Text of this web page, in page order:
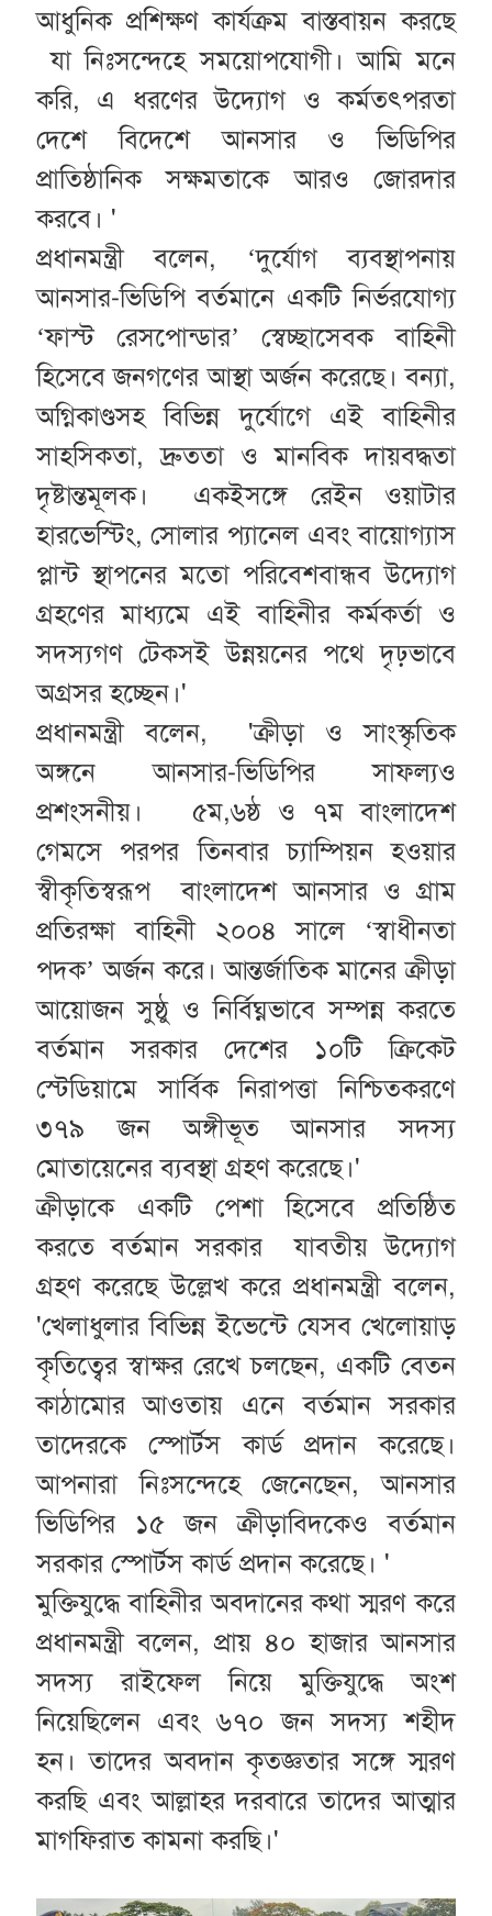
আধুনিক প্রশিক্ষণ কার্যক্রম বাস্তবায়ন করছে
যা নিঃসন্দেহে সময়োপযোগী। আমি মনে
করি, এ ধরণের উদ্যোগ ও কর্মতৎপরতা
দেশে বিদেশে আনসার ও ভিডিপির
প্রাতিষ্ঠানিক সক্ষমতাকে আরও জোরদার
করবে। '
প্রধানমন্ত্রী বলেন, ‘দুর্যোগ ব্যবস্থাপনায়
আনসার-ভিডিপি বর্তমানে একটি নির্ভরযোগ্য
‘ফাস্ট রেসপোন্ডার’ স্বেচ্ছাসেবক বাহিনী
হিসেবে জনগণের আস্থা অর্জন করেছে। বন্যা,
অগ্নিকাণ্ডসহ বিভিন্ন দুর্যোগে এই বাহিনীর
সাহসিকতা, দ্রুততা ও মানবিক দায়বদ্ধতা
দৃষ্টান্তমূলক। একইসঙ্গে রেইন ওয়াটার
হারভেস্টিং, সোলার প্যানেল এবং বায়োগ্যাস
প্লান্ট স্থাপনের মতো পরিবেশবান্ধব উদ্যোগ
গ্রহণের মাধ্যমে এই বাহিনীর কর্মকর্তা ও
সদস্যগণ টেকসই উন্নয়নের পথে দৃঢ়ভাবে
অগ্রসর হচ্ছেন।'
প্রধানমন্ত্রী বলেন, 'ক্রীড়া ও সাংস্কৃতিক
অঙ্গনে আনসার-ভিডিপির সাফল্যও
প্রশংসনীয়। ৫ম,৬ষ্ঠ ও ৭ম বাংলাদেশ
গেমসে পরপর তিনবার চ্যাম্পিয়ন হওয়ার
স্বীকৃতিস্বরূপ বাংলাদেশ আনসার ও গ্রাম
প্রতিরক্ষা বাহিনী ২০০৪ সালে ‘স্বাধীনতা
পদক’ অর্জন করে। আন্তর্জাতিক মানের ক্রীড়া
আয়োজন সুষ্ঠু ও নির্বিঘ্নভাবে সম্পন্ন করতে
বর্তমান সরকার দেশের ১০টি ক্রিকেট
স্টেডিয়ামে সার্বিক নিরাপত্তা নিশ্চিতকরণে
৩৭৯ জন অঙ্গীভূত আনসার সদস্য
মোতায়েনের ব্যবস্থা গ্রহণ করেছে।'
ক্রীড়াকে একটি পেশা হিসেবে প্রতিষ্ঠিত
করতে বর্তমান সরকার যাবতীয় উদ্যোগ
গ্রহণ করেছে উল্লেখ করে প্রধানমন্ত্রী বলেন,
'খেলাধুলার বিভিন্ন ইভেন্টে যেসব খেলোয়াড়
কৃতিত্বের স্বাক্ষর রেখে চলছেন, একটি বেতন
কাঠামোর আওতায় এনে বর্তমান সরকার
তাদেরকে স্পোর্টস কার্ড প্রদান করেছে।
আপনারা নিঃসন্দেহে জেনেছেন, আনসার
ভিডিপির ১৫ জন ক্রীড়াবিদকেও বর্তমান
সরকার স্পোর্টস কার্ড প্রদান করেছে। '
মুক্তিযুদ্ধে বাহিনীর অবদানের কথা স্মরণ করে
প্রধানমন্ত্রী বলেন, প্রায় ৪০ হাজার আনসার
সদস্য রাইফেল নিয়ে মুক্তিযুদ্ধে অংশ
নিয়েছিলেন এবং ৬৭০ জন সদস্য শহীদ
হন। তাদের অবদান কৃতজ্ঞতার সঙ্গে স্মরণ
করছি এবং আল্লাহর দরবারে তাদের আত্মার
মাগফিরাত কামনা করছি।'